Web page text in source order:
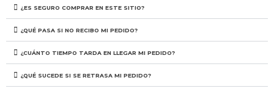
¿ES SEGURO COMPRAR EN ESTE SITIO?
¿QUÉ PASA SI NO RECIBO MI PEDIDO?
¿CUÁNTO TIEMPO TARDA EN LLEGAR MI PEDIDO?
¿QUÉ SUCEDE SI SE RETRASA MI PEDIDO?